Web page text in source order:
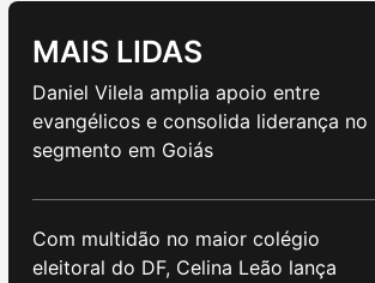
MAIS LIDAS
Daniel Vilela amplia apoio entre
evangélicos e consolida liderança no
segmento em Goiás
Com multidão no maior colégio
eleitoral do DF, Celina Leão lança